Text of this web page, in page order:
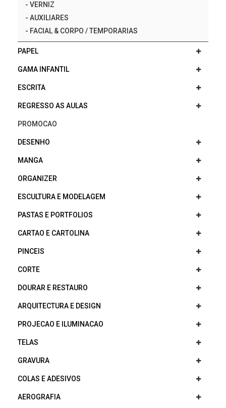
- VERNIZ
- AUXILIARES
- FACIAL & CORPO / TEMPORARIAS
PAPEL
GAMA INFANTIL
ESCRITA
REGRESSO AS AULAS
PROMOCAO
DESENHO
MANGA
ORGANIZER
ESCULTURA E MODELAGEM
PASTAS E PORTFOLIOS
CARTAO E CARTOLINA
PINCEIS
CORTE
DOURAR E RESTAURO
ARQUITECTURA E DESIGN
PROJECAO E ILUMINACAO
TELAS
GRAVURA
COLAS E ADESIVOS
AEROGRAFIA